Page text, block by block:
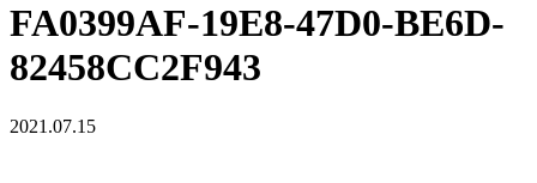
FA0399AF-19E8-47D0-BE6D-
82458CC2F943
2021.07.15